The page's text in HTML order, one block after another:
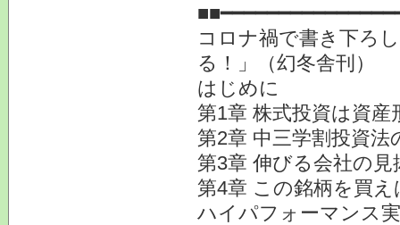
コロナ禍で書き下ろ
る！」（幻冬舎刊）
はじめに
第1章 株式投資は資
第2章 中三学割投資
第3章 伸びる会社の
第4章 この銘柄を買
ハイパフォーマンス